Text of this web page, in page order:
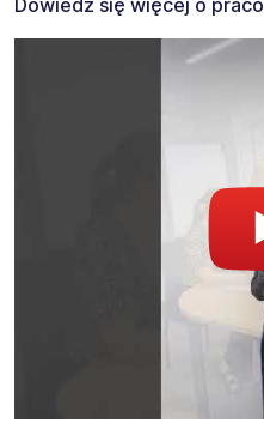
Dowiedz się więcej o